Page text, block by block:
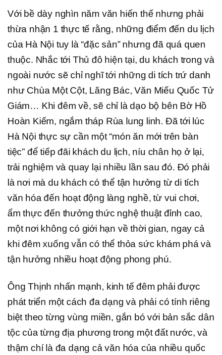
Với bề dày nghìn năm văn hiến thế nhưng phải
thừa nhận 1 thực tế rằng, những điểm đến du lịch
của Hà Nội tuy là “đặc sản” nhưng đã quá quen
thuộc. Nhắc tới Thủ đô hiện tại, du khách trong và
ngoài nước sẽ chỉ nghĩ tới những di tích trứ danh
như Chùa Một Cột, Lăng Bác, Văn Miếu Quốc Tử
Giám… Khi đêm về, sẽ chỉ là dạo bộ bên Bờ Hồ
Hoàn Kiếm, ngắm tháp Rùa lung linh. Đã tới lúc
Hà Nội thực sự cần một “món ăn mới trên bàn
tiệc” để tiếp đãi khách du lịch, níu chân họ ở lại,
trải nghiệm và quay lại nhiều lần sau đó. Đó phải
là nơi mà du khách có thể tận hưởng từ di tích
văn hóa đến hoạt động làng nghề, từ vui chơi,
ẩm thực đến thưởng thức nghệ thuật đỉnh cao,
một nơi không có giới hạn về thời gian, ngay cả
khi đêm xuống vẫn có thể thỏa sức khám phá và
tận hưởng nhiều hoạt động phong phú.
Ông Thịnh nhấn mạnh, kinh tế đêm phải được
phát triển một cách đa dạng và phải có tính riêng
biệt theo từng vùng miền, gắn bó với bản sắc dân
tộc của từng địa phương trong một đất nước, và
thậm chí là đa dạng cả văn hóa của nhiều quốc